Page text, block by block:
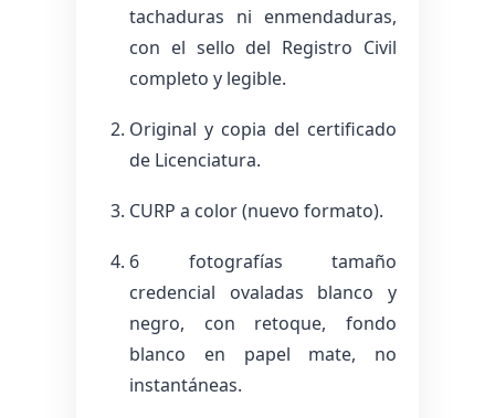
tachaduras ni enmendaduras,
con el sello del Registro Civil
completo y legible.
Original y copia del certificado
de Licenciatura.
CURP a color (nuevo formato).
6 fotografías tamaño
credencial ovaladas blanco y
negro, con retoque, fondo
blanco en papel mate, no
instantáneas.